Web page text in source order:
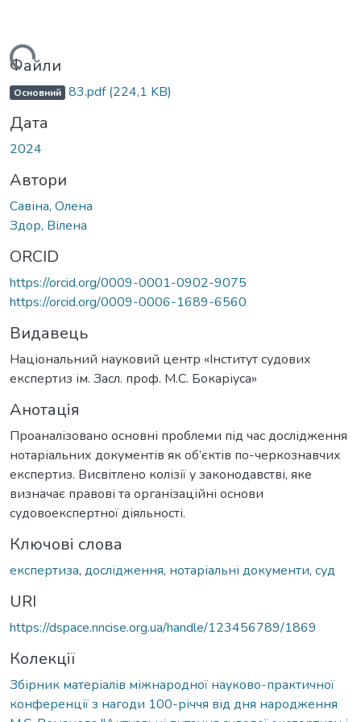
Файли
Основний 83.pdf(224,1 KB)
Дата
2024
Автори
Савіна, Олена
Здор, Вілена
ORCID
https://orcid.org/0009-0001-0902-9075
https://orcid.org/0009-0006-1689-6560
Видавець
Національний науковий центр «Інститут судових
експертиз ім. Засл. проф. М.С. Бокаріуса»
Анотація
Проаналізовано основні проблеми під час дослідження
нотаріальних документів як об’єктів по-черкознавчих
експертиз. Висвітлено колізії у законодавстві, яке
визначає правові та організаційні основи
судовоекспертної діяльності.
Ключові слова
експертиза, дослідження, нотаріальні документи, суд
URI
https://dspace.nncise.org.ua/handle/123456789/1869
Колекції
Збірник матеріалів міжнародної науково-практичної
конференції з нагоди 100-річчя від дня народження